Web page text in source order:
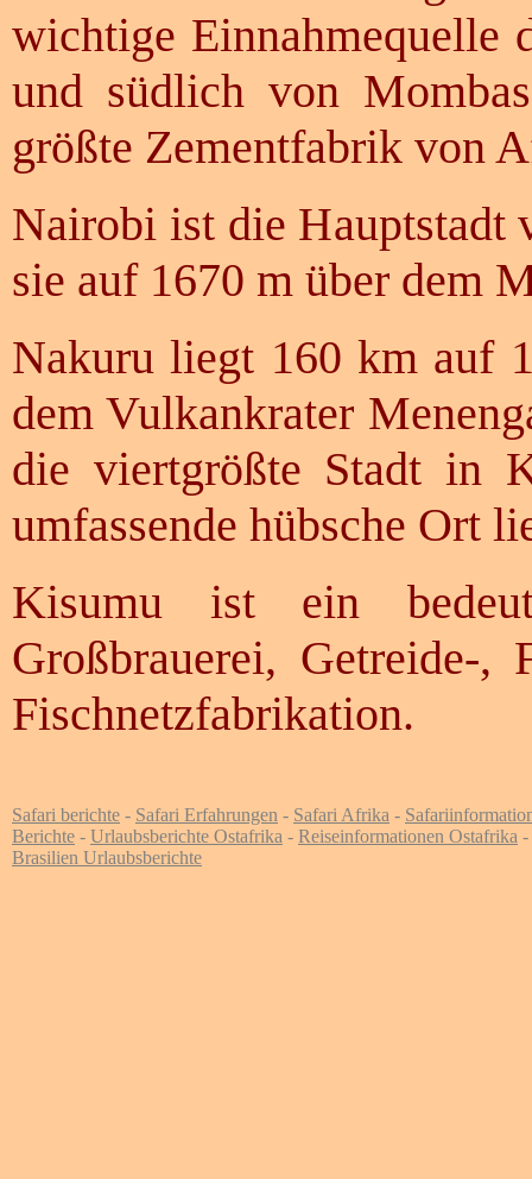
wichtige Einnahmequelle
und südlich von
größte Zementfabrik von
Nairobi ist die Hauptstadt
sie auf 1670 m über dem
Nakuru liegt 160 km auf
dem Vulkankrater
die viertgrößte Stadt in
umfassende hübsche Ort
Kisumu ist ein
Großbrauerei, Getreide-
Fischnetzfabrikation.
Safari berichte - Safari Erfahrungen - Safari Afrika -
Berichte - Urlaubsberichte Ostafrika - Reiseinformationen Ostafrika -
Brasilien Urlaubsberichte